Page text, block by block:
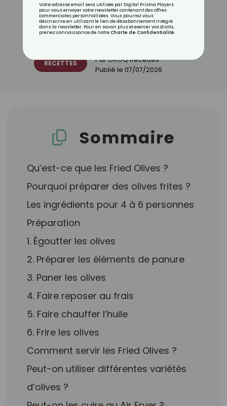
Découvrez les 11 menus CROQ
RECETTES ParCROQ Recettes
Publié le 07/07/2026
Sommaire
Qu’est-ce que les Fried Olives ?
Pourquoi préparer des olives frites ?
Les ingrédients pour 4 à 6 personnes
Préparation
1. Égoutter les olives
2. Préparer les éléments de panure
3. Paner les olives
4. Faire reposer au frais
5. Faire chauffer l’huile
6. Frire les olives
Comment servir les Fried Olives ?
Peut-on utiliser différentes variétés
d’olives ?
Votre adresse email sera utilisée par Digital Prisma Players
pour vous envoyer votre newsletter contenant des offres
commerciales personnalisées. Vous pourrez vous
désinscrire en utilisant le lien de désabonnement intégré
dans la newsletter. Pour en savoir plus et exercer vos droits,
prenez connaissance de notre Charte de Confidentialité.